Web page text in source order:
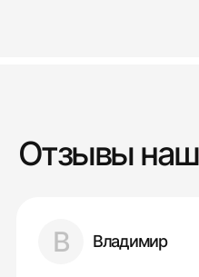
Отзывы
В Владимир